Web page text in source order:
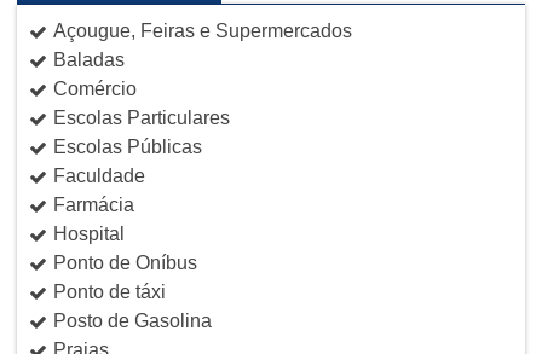
Açougue, Feiras e Supermercados
Baladas
Comércio
Escolas Particulares
Escolas Públicas
Faculdade
Farmácia
Hospital
Ponto de Oníbus
Ponto de táxi
Posto de Gasolina
Praias